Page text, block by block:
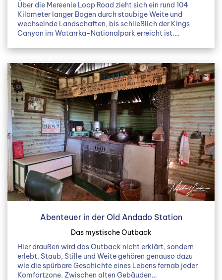
Über die Mereenie Loop Road zieht sich ein rund 104
Kilometer langer Bogen durch staubige Weite und
wechselnde Landschaften, bis schließlich der Kings
Canyon im Watarrka-Nationalpark erreicht ist.…
Abenteuer in der Old Andado Station
Das mystische Outback
Hier draußen wird das Outback nicht erklärt, sondern
erlebt. Staub, Stille und Weite gehören genauso dazu
wie die spürbare Geschichte eines Lebens fernab jeder
Komfortzone. Zwischen alten Gebäuden…